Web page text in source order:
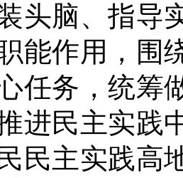
头脑、指导
能作用，围
任务，统筹
进民主实践
民主实践高